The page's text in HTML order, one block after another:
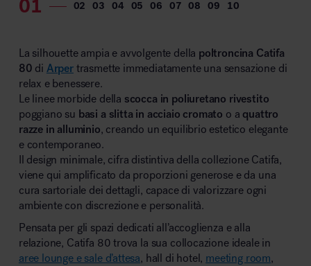
La silhouette ampia e avvolgente della poltroncina Catifa
80 di Arpertrasmette immediatamente una sensazione di
relax e benessere.
Le linee morbide della scocca in poliuretano rivestito
poggiano su basi a slitta in acciaio cromato o a quattro
razze in alluminio, creando un equilibrio estetico elegante
e contemporaneo.
Il design minimale, cifra distintiva della collezione Catifa,
viene qui amplificato da proporzioni generose e da una
cura sartoriale dei dettagli, capace di valorizzare ogni
ambiente con discrezione e personalità.
Pensata per gli spazi dedicati all’accoglienza e alla
relazione, Catifa 80 trova la sua collocazione ideale in
aree lounge e sale d’attesa, hall di hotel, meeting room,